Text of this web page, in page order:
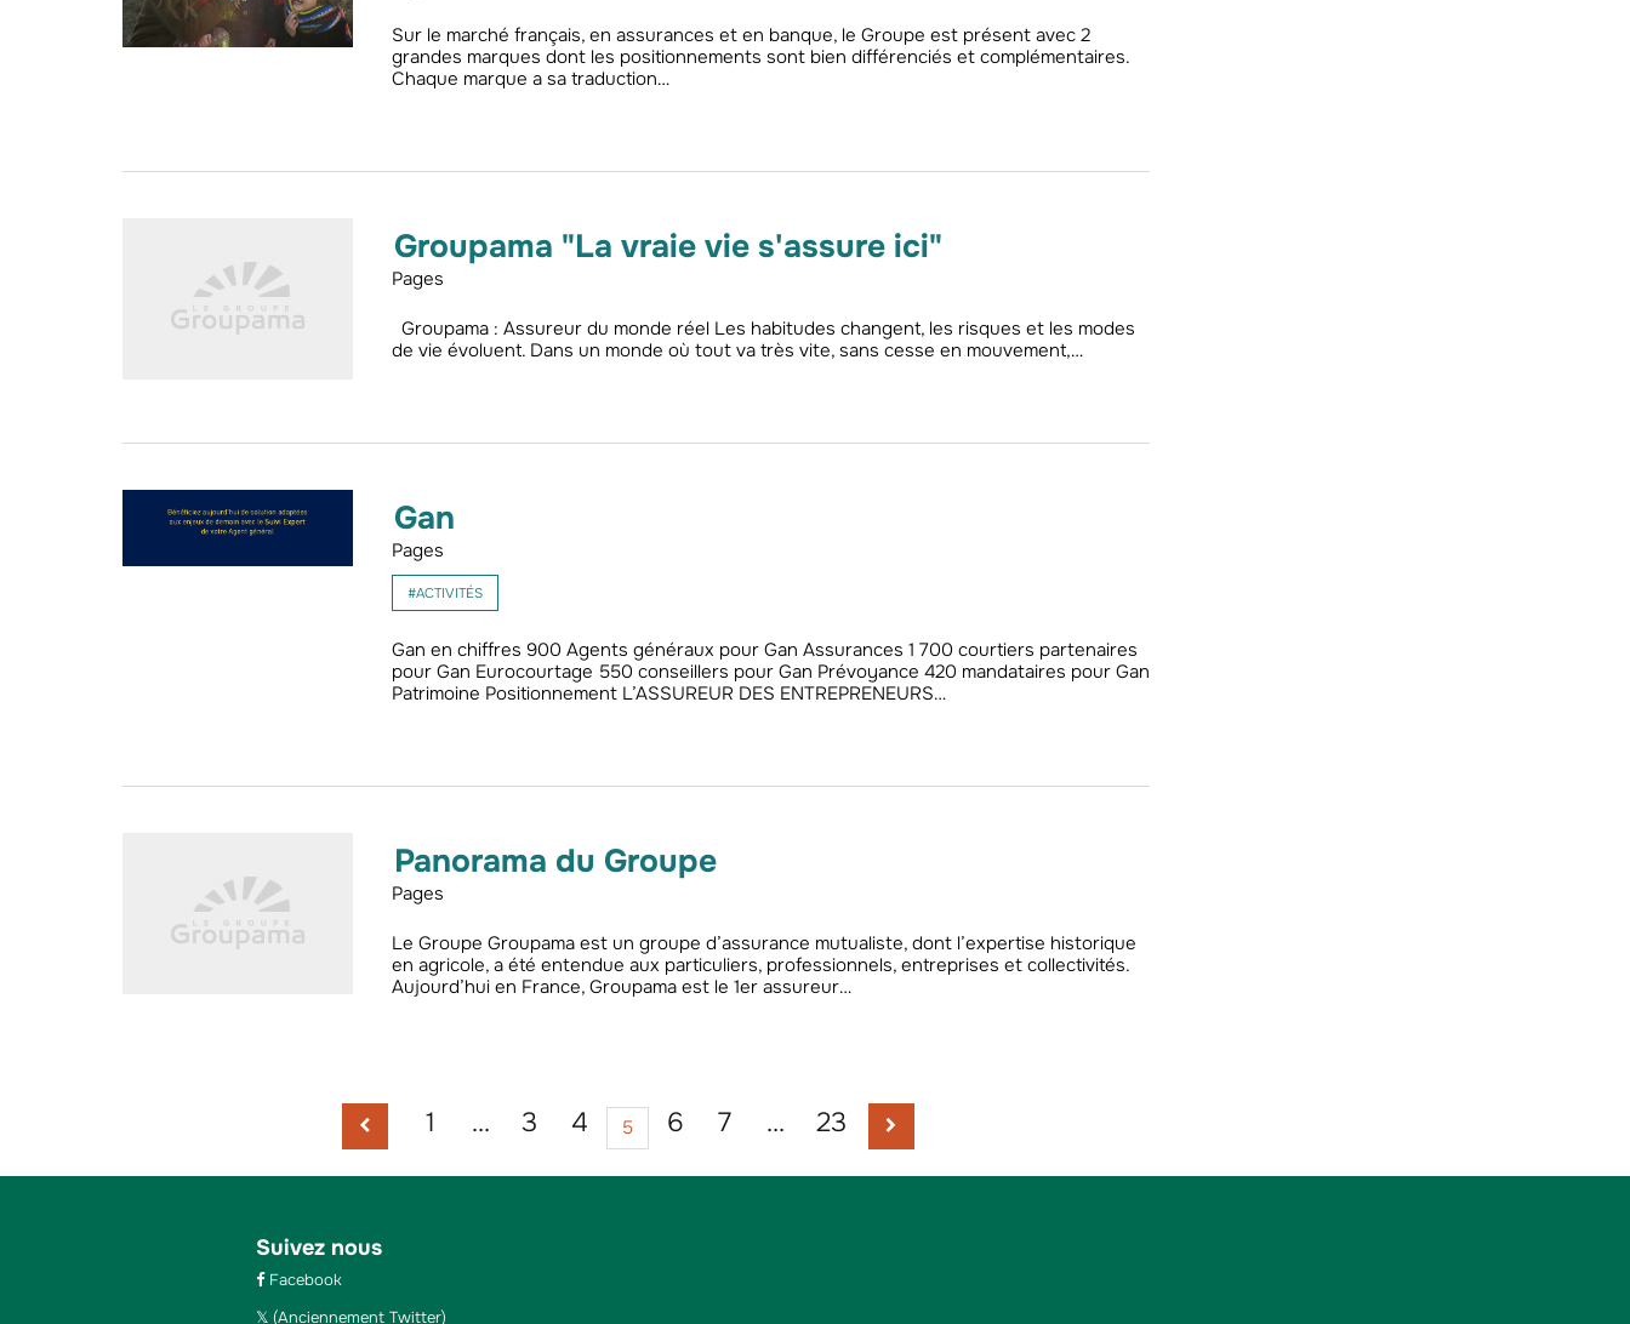
Sur le marché français, en assurances et en banque, le Groupe est présent avec 2
grandes marques dont les positionnements sont bien différenciés et complémentaires.
Chaque marque a sa traduction…
Groupama "La vraie vie s'assure ici"
Pages
Groupama : Assureur du monde réel Les habitudes changent, les risques et les modes
de vie évoluent. Dans un monde où tout va très vite, sans cesse en mouvement,…
Gan
Pages
#ACTIVITÉS
Gan en chiffres 900 Agents généraux pour Gan Assurances 1 700 courtiers partenaires
pour Gan Eurocourtage 550 conseillers pour Gan Prévoyance 420 mandataires pour Gan
Patrimoine Positionnement L’ASSUREUR DES ENTREPRENEURS…
Panorama du Groupe
Pages
Le Groupe Groupama est un groupe d’assurance mutualiste, dont l’expertise historique
en agricole, a été entendue aux particuliers, professionnels, entreprises et collectivités.
Aujourd’hui en France, Groupama est le 1er assureur…
1 … 3 4 5 6 7 … 23
Suivez nous
Facebook
(Anciennement Twitter)